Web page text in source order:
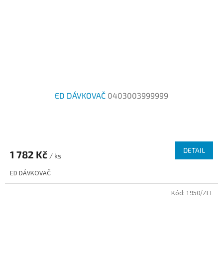
ED DÁVKOVAČ 0403003999999
1 782 Kč / ks
DETAIL
ED DÁVKOVAČ
Kód: 1950/ZEL